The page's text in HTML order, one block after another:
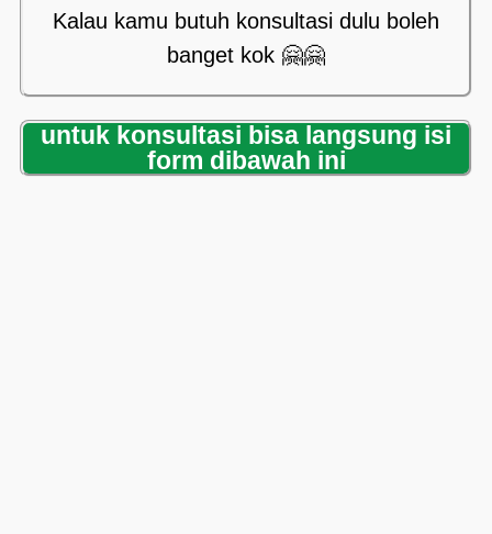
Kalau kamu butuh konsultasi dulu boleh
banget kok 🤗🤗
untuk konsultasi bisa langsung isi
form dibawah ini